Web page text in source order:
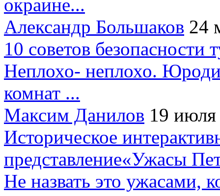
окраине...
Александр Большаков 24
10 советов безопасности
Неплохо- неплохо.
комнат ...
Максим Данилов 19
Историческое
представление«Ужасы
Не назвать это ужасами,